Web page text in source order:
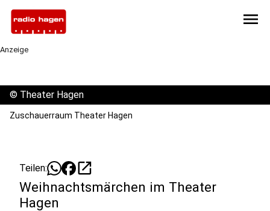
menu
Anzeige
© Theater Hagen
Zuschauerraum Theater Hagen
Teilen: open_in_new
Weihnachtsmärchen im Theater
Hagen